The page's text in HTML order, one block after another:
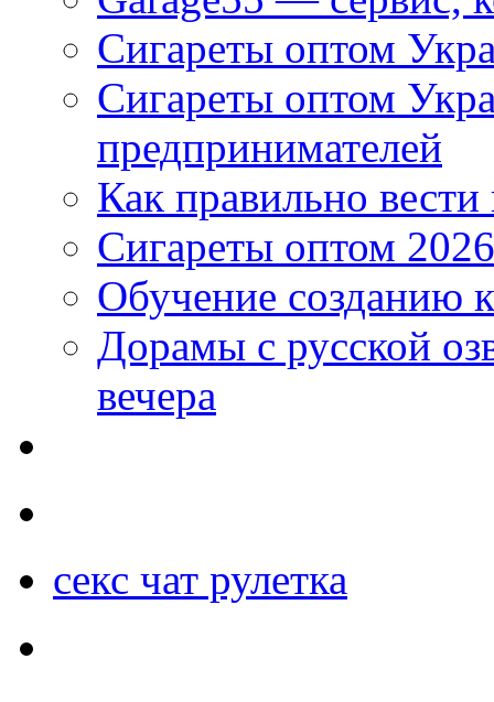
Сигареты оптом
Сигареты оптом
предпринимателей
Как правильно
Сигареты оптом
Обучение созданию
Дорамы с русской
вечера
секс чат рулетка